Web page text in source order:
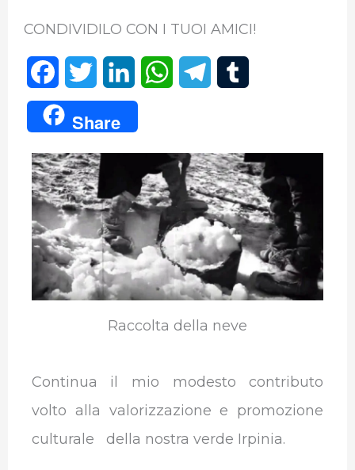
CONDIVIDILO CON I TUOI AMICI!
a
c
e
b
o
o
k
w
i
t
t
e
r
i
n
e
d
I
n
W
s
A
p
p
e
g
r
a
m
b
l
r
Share
Raccolta della neve
Continua il mio modesto contributo
volto alla valorizzazione e promozione
culturale della nostra verde Irpinia.